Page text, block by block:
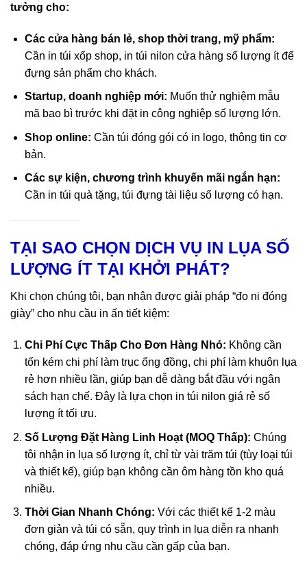
tưởng cho:
Các cửa hàng bán lẻ, shop thời trang, mỹ phẩm:
Cần in túi xốp shop, in túi nilon cửa hàng số lượng ít để
đựng sản phẩm cho khách.
Startup, doanh nghiệp mới: Muốn thử nghiệm mẫu
mã bao bì trước khi đặt in công nghiệp số lượng lớn.
Shop online: Cần túi đóng gói có in logo, thông tin cơ
bản.
Các sự kiện, chương trình khuyến mãi ngắn hạn:
Cần in túi quà tặng, túi đựng tài liệu số lượng có hạn.
TẠI SAO CHỌN DỊCH VỤ IN LỤA SỐ
LƯỢNG ÍT TẠI KHỞI PHÁT?
Khi chọn chúng tôi, bạn nhận được giải pháp “đo ni đóng
giày” cho nhu cầu in ấn tiết kiệm:
Chi Phí Cực Thấp Cho Đơn Hàng Nhỏ: Không cần
tốn kém chi phí làm trục ống đồng, chi phí làm khuôn lụa
rẻ hơn nhiều lần, giúp bạn dễ dàng bắt đầu với ngân
sách hạn chế. Đây là lựa chọn in túi nilon giá rẻ số
lượng ít tối ưu.
Số Lượng Đặt Hàng Linh Hoạt (MOQ Thấp): Chúng
tôi nhận in lụa số lượng ít, chỉ từ vài trăm túi (tùy loại túi
và thiết kế), giúp bạn không cần ôm hàng tồn kho quá
nhiều.
Thời Gian Nhanh Chóng: Với các thiết kế 1-2 màu
đơn giản và túi có sẵn, quy trình in lụa diễn ra nhanh
chóng, đáp ứng nhu cầu cần gấp của bạn.